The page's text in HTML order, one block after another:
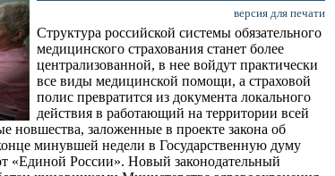
версия для печати
Структура российской системы обязательного
медицинского страхования станет более
централизованной, в нее войдут практически
все виды медицинской помощи, а страховой
полис превратится из документа локального
действия в работающий на территории всей
новшества, заложенные в проекте закона об
минувшей недели в Государственную думу
«Единой России». Новый законодательный